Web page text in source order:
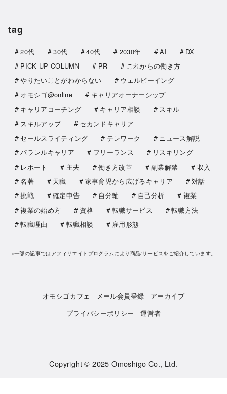
tag
20代 30代 40代 2030年 AI
DX
PICK UP COLUMN
PR
これからの働き方
やりたいことがわからない
ウェルビーイング
オモシゴ@online
キャリアオーナーシップ
キャリアコーチング
キャリア相談
スキル
スキルアップ
セカンドキャリア
セールスライティング
テレワーク
ニュース解説
パラレルキャリア
フリーランス
リスキリング
レポート
主夫 働き方改革 副業解禁
収入
名著
天職 家事育児から広げるキャリア
対話
挑戦
確定申告 自分軸 自己分析
複業
複業の始め方
資格 転職サービス
転職方法
転職理由
転職相談 雇用形態
※一部の記事ではアフィリエイトプログラムにより商品/サービスをご紹介しています。
オモシゴカフェ メール会員登録
アーカイブ
プライバシーポリシー
運営者
Copyright © 2025Omoshigo Co., Ltd.